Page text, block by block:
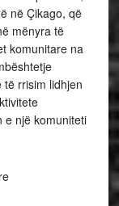
në Çikago, që
mënyra të
komunitare na
rrisim lidhjen
e një komuniteti